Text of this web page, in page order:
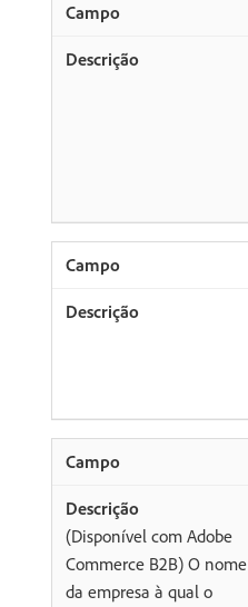
(Disponível com Adobe
Commerce B2B) O nome
da empresa à qual o